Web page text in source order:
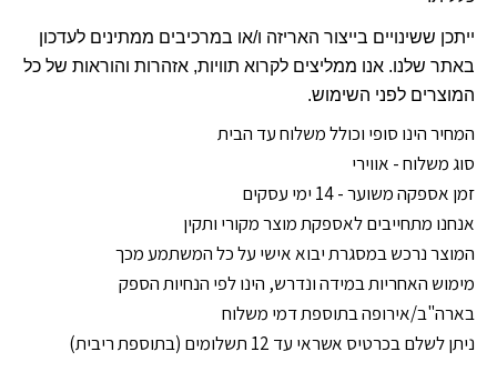
ייתכן ששינויים בייצור האריזה ו/או במרכיבים ממתינים לעדכון
באתר שלנו. אנו ממליצים לקרוא תוויות, אזהרות והוראות של כל
המוצרים לפני השימוש.
המחיר הינו סופי וכולל משלוח עד הבית
סוג משלוח - אווירי
זמן אספקה משוער - 14 ימי עסקים
אנחנו מתחייבים לאספקת מוצר מקורי ותקין
המוצר נרכש במסגרת יבוא אישי על כל המשתמע מכך
מימוש האחריות במידה ונדרש, הינו לפי הנחיות הספק
בארה"ב/אירופה בתוספת דמי משלוח
ניתן לשלם בכרטיס אשראי עד 12 תשלומים (בתוספת ריבית)